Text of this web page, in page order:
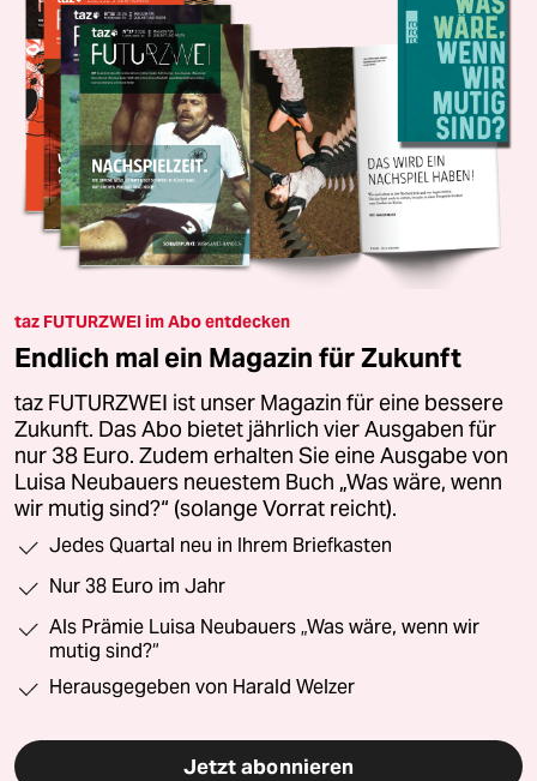
taz FUTURZWEI im Abo entdecken
Endlich mal ein Magazin für Zukunft
taz FUTURZWEI ist unser Magazin für eine bessere
Zukunft. Das Abo bietet jährlich vier Ausgaben für
nur 38 Euro. Zudem erhalten Sie eine Ausgabe von
Luisa Neubauers neuestem Buch „Was wäre, wenn
wir mutig sind?“ (solange Vorrat reicht).
Jedes Quartal neu in Ihrem Briefkasten
Nur 38 Euro im Jahr
Als Prämie Luisa Neubauers „Was wäre, wenn wir
mutig sind?“
Herausgegeben von Harald Welzer
Jetzt abonnieren